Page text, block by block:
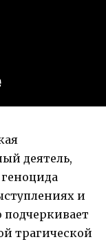
деятель,
геноцида
и
подчеркивает
трагической